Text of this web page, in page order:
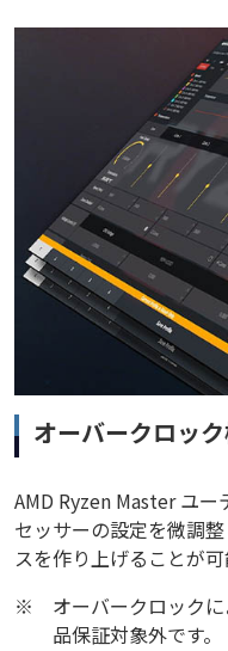
オーバークロッ
AMD Ryzen Master ユ
セッサーの設定を微調
スを作り上げることが可
※
オーバークロック
品保証対象外です。